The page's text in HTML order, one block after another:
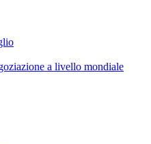
a livello mondiale